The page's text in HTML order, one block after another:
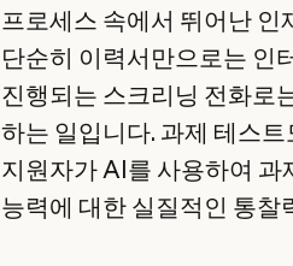
프로세스 속에서 뛰어난 인
단순히 이력서만으로는 인
진행되는 스크리닝 전화로
하는 일입니다. 과제 테스
지원자가 AI를 사용하여 과
능력에 대한 실질적인 통찰